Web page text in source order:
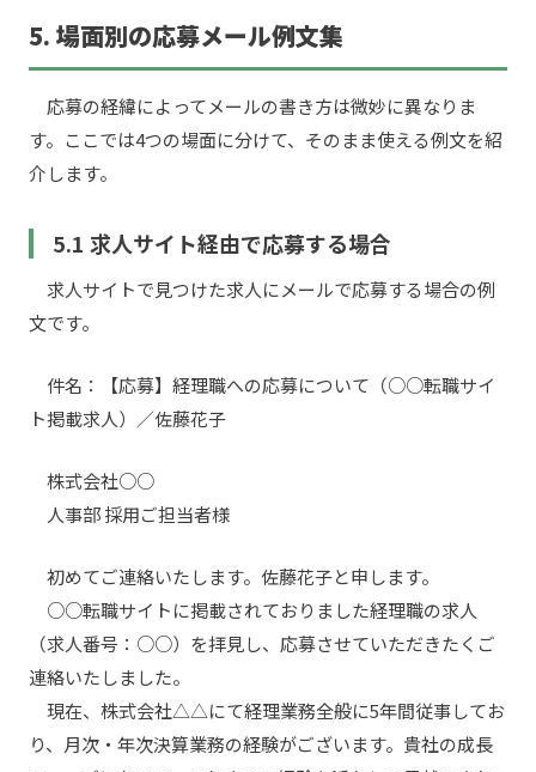
5. 場面別の応募メール例文集
応募の経緯によってメールの書き方は微妙に異なりま
す。ここでは4つの場面に分けて、そのまま使える例文を紹
介します。
5.1 求人サイト経由で応募する場合
求人サイトで見つけた求人にメールで応募する場合の例
文です。
件名：【応募】経理職への応募について（○○転職サイ
ト掲載求人）／佐藤花子
株式会社○○
人事部 採用ご担当者様
初めてご連絡いたします。佐藤花子と申します。
○○転職サイトに掲載されておりました経理職の求人
（求人番号：○○）を拝見し、応募させていただきたくご
連絡いたしました。
現在、株式会社△△にて経理業務全般に5年間従事してお
り、月次・年次決算業務の経験がございます。貴社の成長